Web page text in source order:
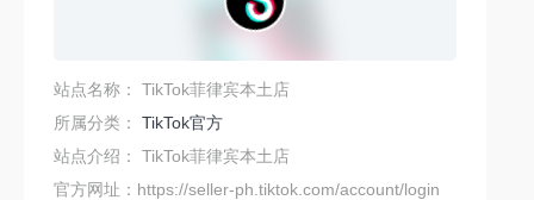
站点名称： TikTok菲律宾本土店
所属分类： TikTok官方
站点介绍： TikTok菲律宾本土店
官方网址：https://seller-ph.tiktok.com/account/login